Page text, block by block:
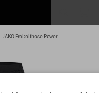
JAKO Freizeithose Power